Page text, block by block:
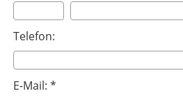
Telefon:
E-Mail: *